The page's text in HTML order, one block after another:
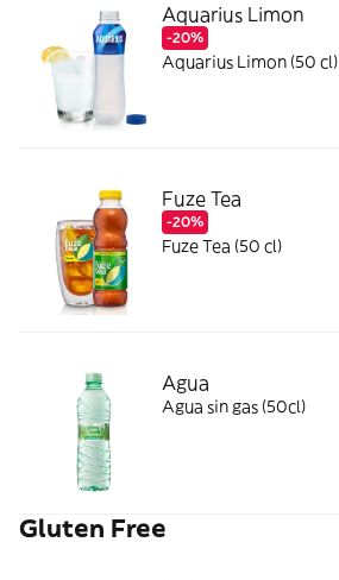
Aquarius Limon
-20%
Aquarius Limon (50 cl)
Fuze Tea
-20%
Fuze Tea (50 cl)
Agua
Agua sin gas (50cl)
Gluten Free